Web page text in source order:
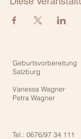
Geburtsvorbereitung
Salzburg
Vanessa Wagner
Petra Wagner
Tel.: 0676/97 34 111